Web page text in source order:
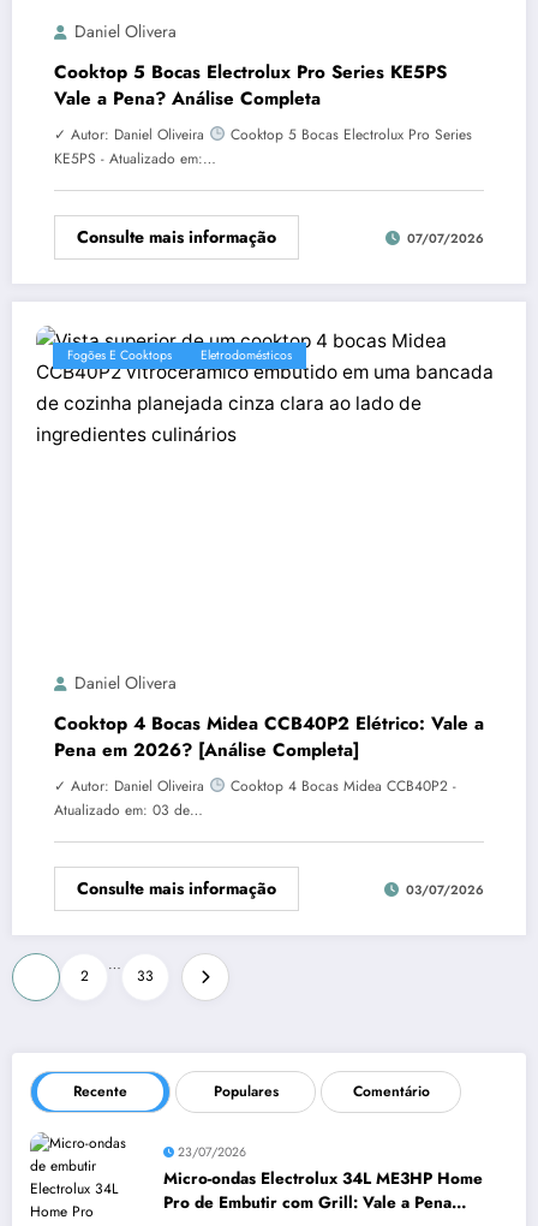
Daniel Olivera
Cooktop 5 Bocas Electrolux Pro Series KE5PS
Vale a Pena? Análise Completa
✓ Autor: Daniel Oliveira
Cooktop 5 Bocas Electrolux Pro Series
KE5PS - Atualizado em:…
Consulte mais informação 07/07/2026
Fogões E Cooktops Eletrodomésticos
Daniel Olivera
Cooktop 4 Bocas Midea CCB40P2 Elétrico: Vale a
Pena em 2026? [Análise Completa]
✓ Autor: Daniel Oliveira
Cooktop 4 Bocas Midea CCB40P2 -
Atualizado em: 03 de…
Consulte mais informação 03/07/2026
Paginação
de
posts
2
…
33
Recente Populares Comentário
23/07/2026
Micro-ondas Electrolux 34L ME3HP Home
Pro de Embutir com Grill: Vale a Pena